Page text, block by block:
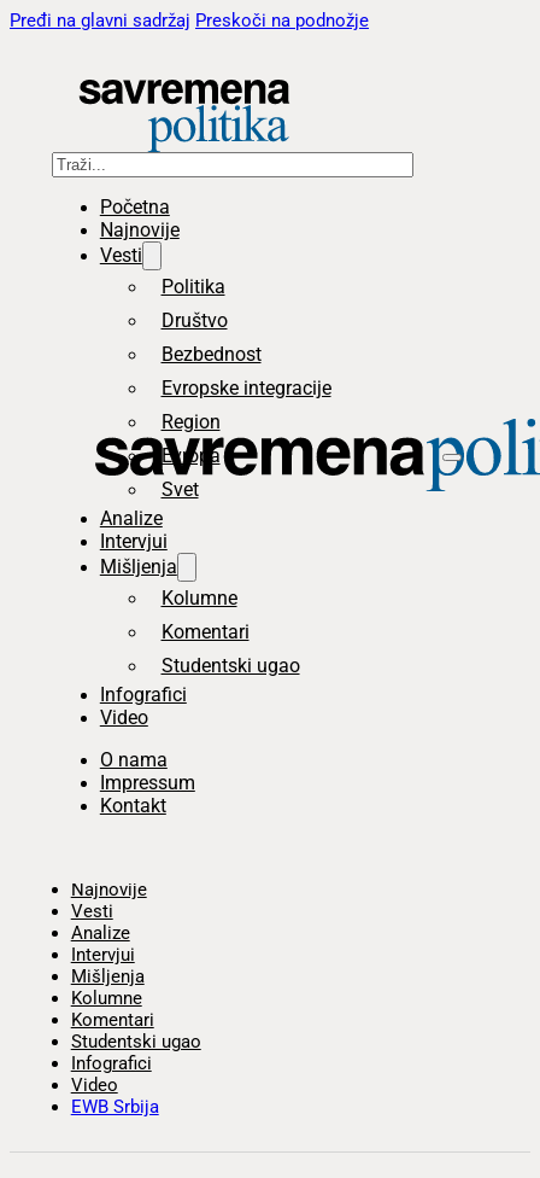
Pređi na glavni sadržaj Preskoči na podnožje
Pretraga
Početna
Najnovije
Vesti
Politika
Društvo
Bezbednost
Evropske integracije
Region
Evropa
Svet
Analize
Intervjui
Mišljenja
Kolumne
Komentari
Studentski ugao
Infografici
Video
O nama
Impressum
Kontakt
Najnovije
Vesti
Analize
Intervjui
Mišljenja
Kolumne
Komentari
Studentski ugao
Infografici
Video
EWB Srbija